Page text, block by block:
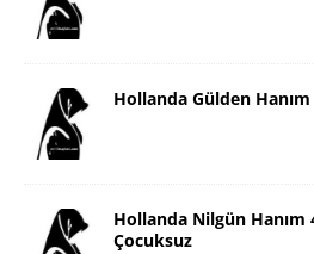
Hollanda Gülden
Hollanda Nilgün Hanım
Çocuksuz